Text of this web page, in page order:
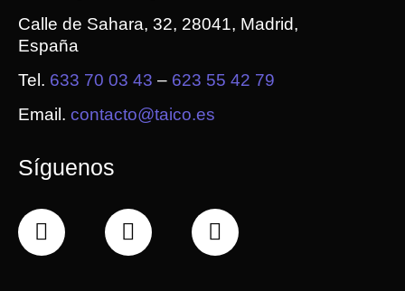
Calle de Sahara, 32, 28041, Madrid,
España
Tel. 633 70 03 43 – 623 55 42 79
Email. contacto@taico.es
Síguenos
F
a
X
-
I
n